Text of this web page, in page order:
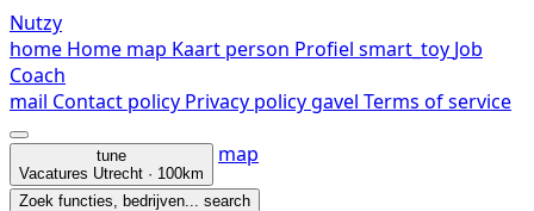
Nutzy
home Home map Kaart person Profiel smart_toy Job
Coach
mail Contact policy Privacy policygavel Terms of service
tune
Vacatures Utrecht · 100km
map
Zoek functies, bedrijven... search